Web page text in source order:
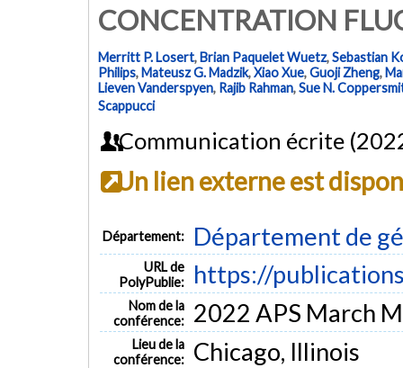
CONCENTRATION
Merritt P. Losert,Brian Paquelet Wuetz,Sebastian
Philips,Mateusz G. Madzik,Xiao Xue,Guoji Zheng,
Lieven Vanderspyen, Rajib Rahman,Sue N.
Scappucci
Communication écrite
Un lien externe est
Département: Département de
URL de
PolyPublie:
https://
Nom de la
conférence:
2022 APS March
Lieu de la
conférence:
Chicago, Illinois